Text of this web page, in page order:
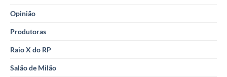
Opinião
Produtoras
Raio X do RP
Salão de Milão